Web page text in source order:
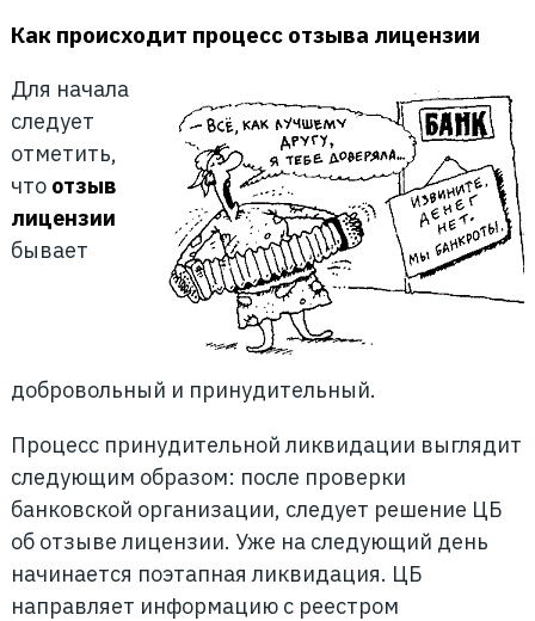
Как происходит процесс отзыва лицензии
Для начала
следует
отметить,
что отзыв
лицензии
бывает
добровольный и принудительный.
Процесс принудительной ликвидации выглядит
следующим образом: после проверки
банковской организации, следует решение ЦБ
об отзыве лицензии. Уже на следующий день
начинается поэтапная ликвидация. ЦБ
направляет информацию с реестром